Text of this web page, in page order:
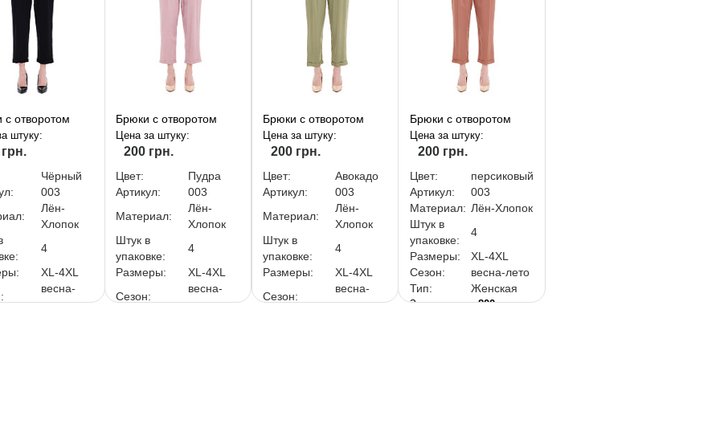
с отворотом
штуку:
Чёрный
003
Лён-
Хлопок
4
XL-4XL
весна-
лето
Брюки с отворотом
Цена за штуку:
200 грн.
Цвет:
Пудра
Артикул:
003
Материал:
Лён-
Хлопок
Штук в
упаковке:
4
Размеры:
XL-4XL
Сезон:
весна-
лето
Брюки с отворотом
Цена за штуку:
200 грн.
Цвет:
Авокадо
Артикул:
003
Материал:
Лён-
Хлопок
Штук в
упаковке:
4
Размеры:
XL-4XL
Сезон:
весна-
лето
Брюки с отворотом
Цена за штуку:
200 грн.
Цвет:
персиковый
Артикул:
003
Материал: Лён-Хлопок
Штук в
упаковке:
4
Размеры:
XL-4XL
Сезон:
весна-лето
Тип:
Женская
За упаковку: 800 грн.